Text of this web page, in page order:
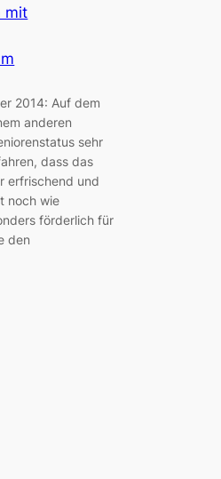
mit
2014: Auf dem
anderen
sehr
dass das
erfrischend und
noch wie
förderlich für
den